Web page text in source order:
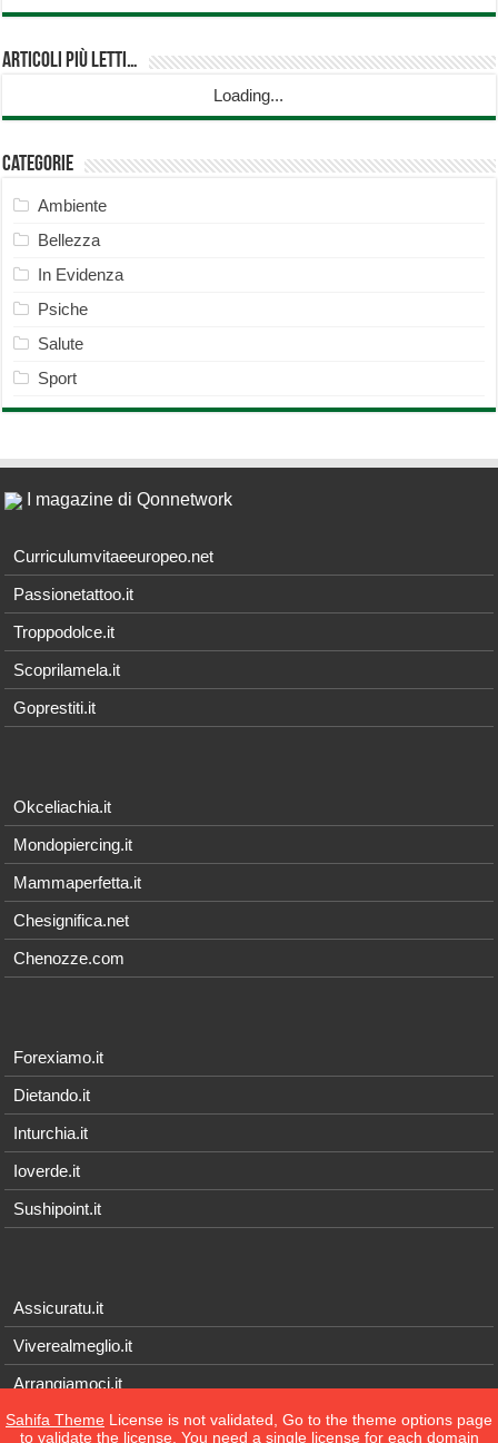
Articoli più Letti…
Loading...
Categorie
Ambiente
Bellezza
In Evidenza
Psiche
Salute
Sport
I magazine di Qonnetwork
Curriculumvitaeeuropeo.net
Passionetattoo.it
Troppodolce.it
Scoprilamela.it
Goprestiti.it
Okceliachia.it
Mondopiercing.it
Mammaperfetta.it
Chesignifica.net
Chenozze.com
Forexiamo.it
Dietando.it
Inturchia.it
Ioverde.it
Sushipoint.it
Assicuratu.it
Viverealmeglio.it
Arrangiamoci.it
Tecnichef.it
Sahifa Theme License is not validated, Go to the theme options page
to validate the license, You need a single license for each domain